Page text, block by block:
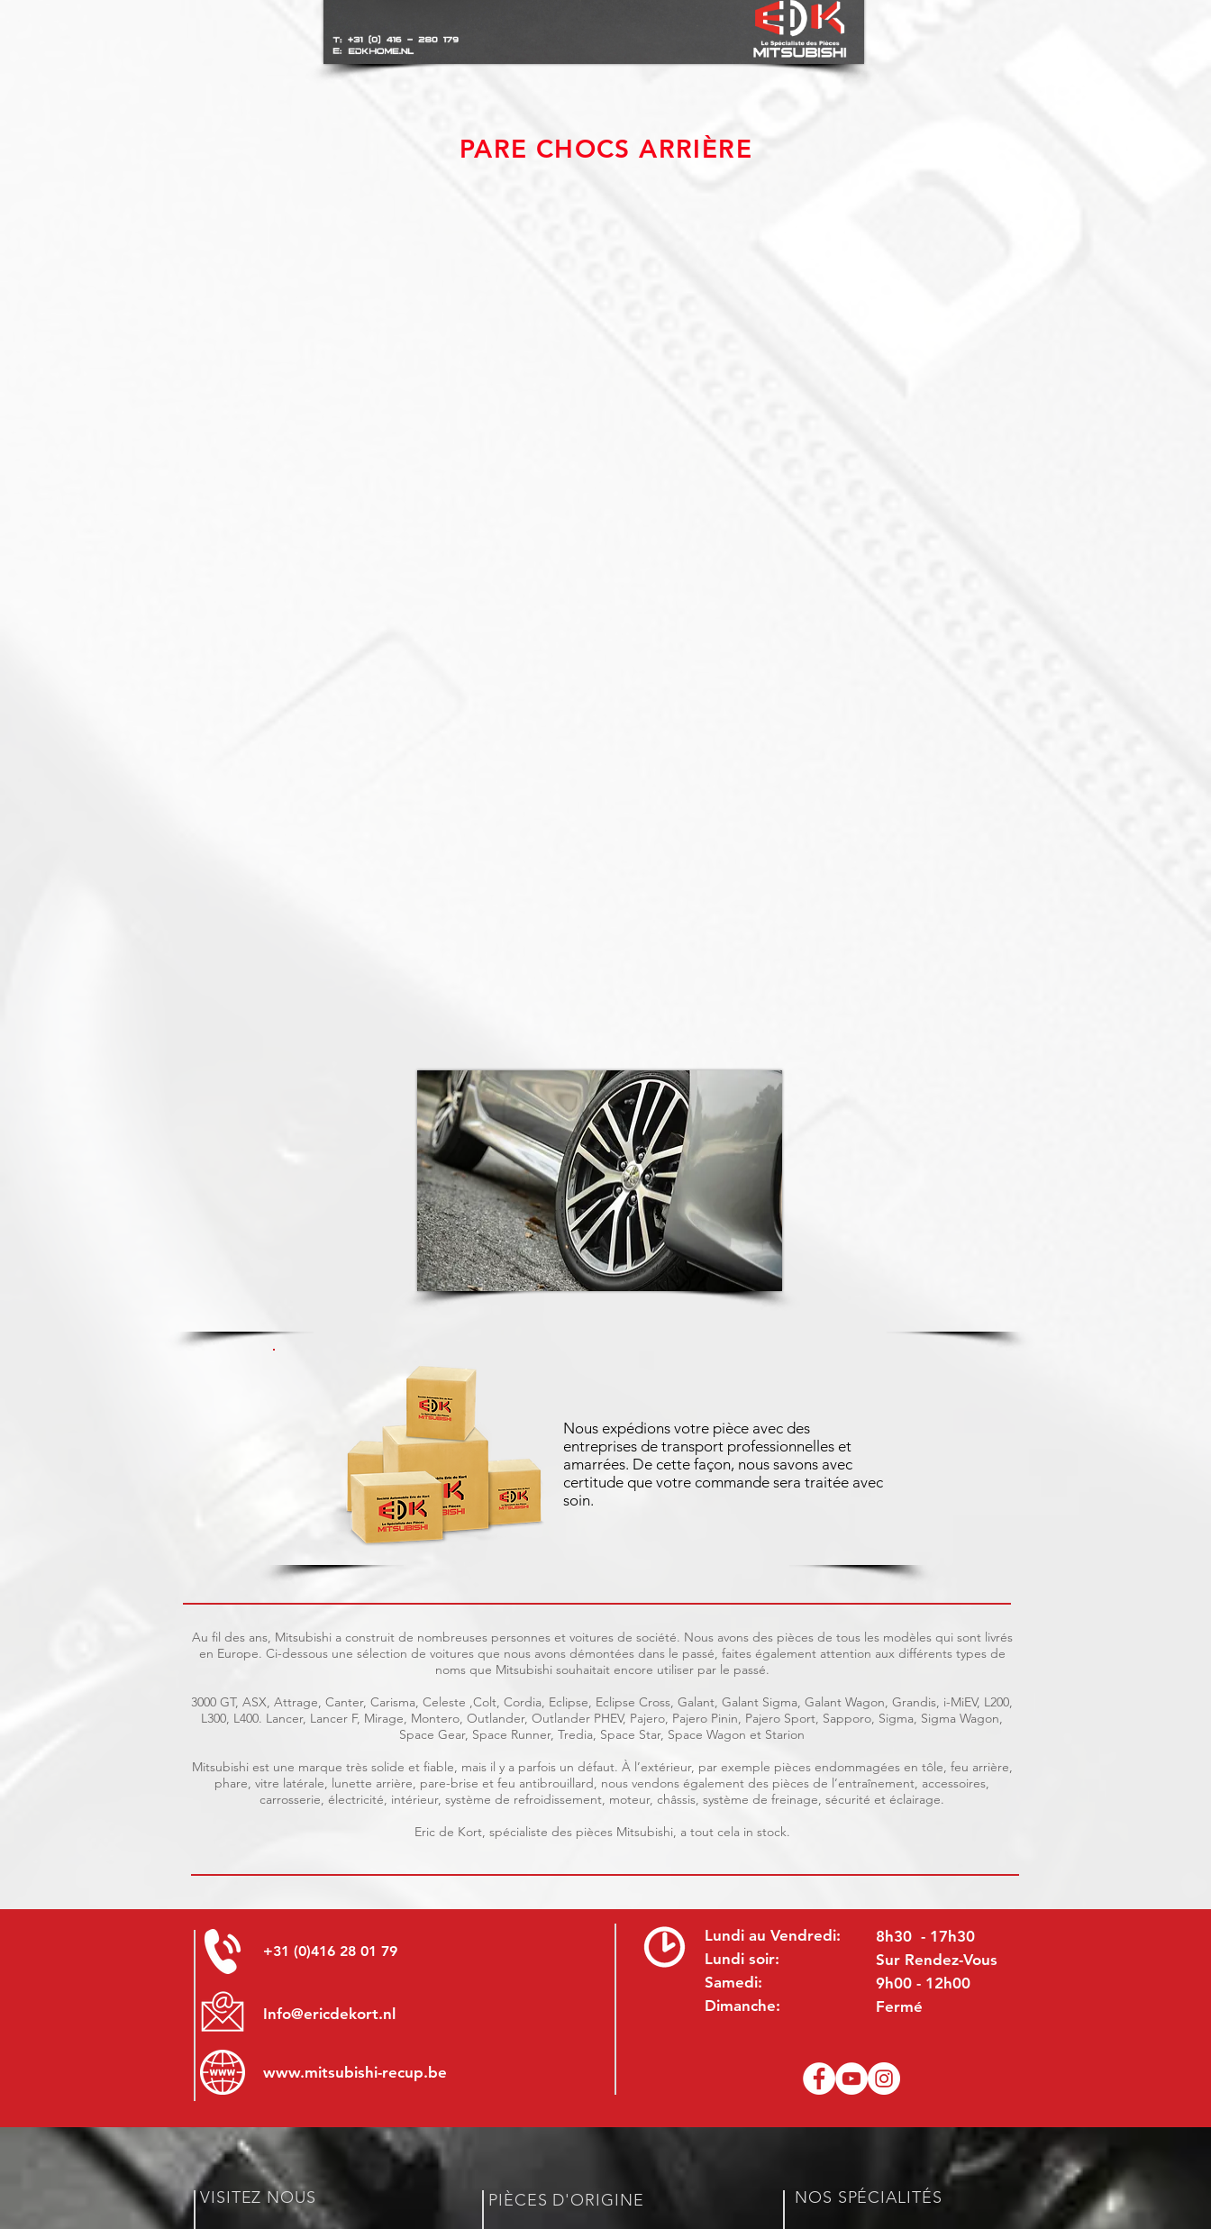
PARE CHOCS ARRIÈRE
Nous expédions votre pièce avec des
entreprises de transport professionnelles et
amarrées. De cette façon, nous savons avec
certitude que votre commande sera traitée avec
soin.
Au fil des ans, Mitsubishi a construit de nombreuses personnes et voitures de société. Nous avons des pièces de tous les modèles qui sont livrés
en Europe. Ci-dessous une sélection de voitures que nous avons démontées dans le passé, faites également attention aux différents types de
noms que Mitsubishi souhaitait encore utiliser par le passé.
3000 GT, ASX, Attrage, Canter, Carisma, Celeste ,Colt, Cordia, Eclipse, Eclipse Cross, Galant, Galant Sigma, Galant Wagon, Grandis, i-MiEV, L200,
L300, L400. Lancer, Lancer F, Mirage, Montero, Outlander, Outlander PHEV, Pajero, Pajero Pinin, Pajero Sport, Sapporo, Sigma, Sigma Wagon,
Space Gear, Space Runner, Tredia, Space Star, Space Wagon et Starion
Mitsubishi est une marque très solide et fiable, mais il y a parfois un défaut. À l’extérieur, par exemple pièces endommagées en tôle, feu arrière,
phare, vitre latérale, lunette arrière, pare-brise et feu antibrouillard, nous vendons également des pièces de l’entraînement, accessoires,
carrosserie, électricité, intérieur, système de refroidissement, moteur, châssis, système de freinage, sécurité et éclairage.
Eric de Kort, spécialiste des pièces Mitsubishi, a tout cela in stock.
Info@ericdekort.nl
www.mitsubishi-recup.be
+31 (0)416 28 01 79
Lundi au Vendredi:
Lundi soir:
Samedi:
Dimanche:
8h30 - 17h30
Sur Rendez-Vous
9h00 - 12h00
Fermé
VISITEZ NOUS PIÈCES D'ORIGINE NOS SPÉCIALITÉS